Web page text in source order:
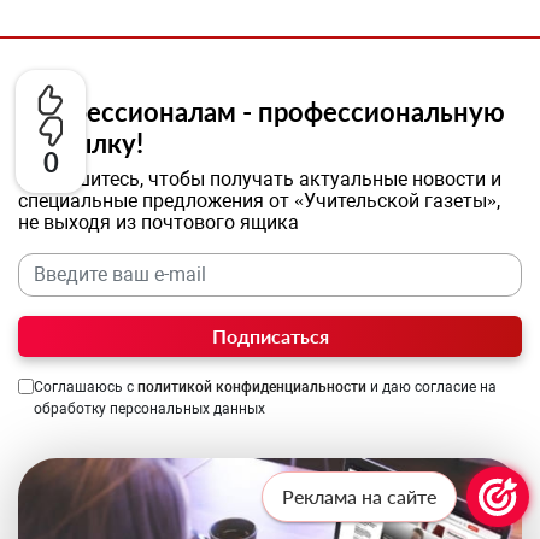
0
Профессионалам - профессиональную
рассылку!
Подпишитесь, чтобы получать актуальные новости и
специальные предложения от «Учительской газеты»,
не выходя из почтового ящика
Подписаться
Соглашаюсь с политикой конфиденциальности и даю согласие на
обработку персональных данных
Реклама на сайте